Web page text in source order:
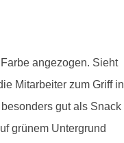
angezogen. Sieht
Mitarbeiter zum Griff in
gut als Snack
grünem Untergrund